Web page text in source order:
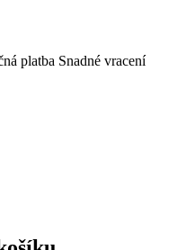
platba Snadné vracení